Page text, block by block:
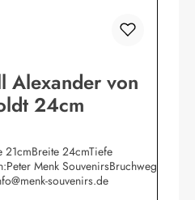
Alexander von
24cm
24cmTiefe
Menk SouvenirsBruchweg
souvenirs.de